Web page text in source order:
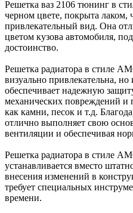
Решетка ваз 2106 тюнинг в
черном цвете, покрыта лаком,
привлекательный вид. Она
цветом кузова автомобиля,
достоинство.
Решетка радиатора в стиле
визуально привлекательна,
обеспечивает надежную
механических повреждений и
как камни, песок и т.д.
отлично выполняет свою
вентиляции и обеспечивая
Решетка радиатора в стиле
устанавливается вместо
внесения изменений в
требует специальных
времени.